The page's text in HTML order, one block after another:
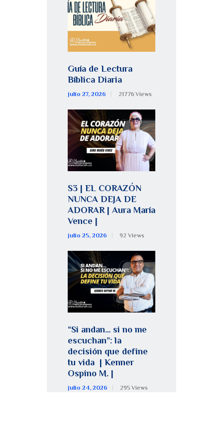
Guía de Lectura
Bíblica Diaria
julio 27, 2026 21776 Views
S3 | EL CORAZÓN
NUNCA DEJA DE
ADORAR | Aura María
Vence |
julio 25, 2026 92 Views
“Si andan… si no me
escuchan”: la
decisión que define
tu vida | Kenner
Ospino M. |
julio 24, 2026 295 Views